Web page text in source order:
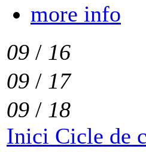
more info
09 / 16
09 / 17
09 / 18
Inici Cicle de